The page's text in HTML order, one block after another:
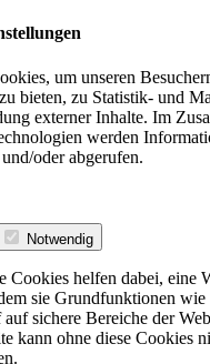
um unseren
bieten, zu Statistik- und
externer Inhalte. Im
werden
oder abgerufen.
Notwendig
Cookies helfen dabei, eine
sie Grundfunktionen wie
sichere Bereiche der
kann ohne diese Cookies